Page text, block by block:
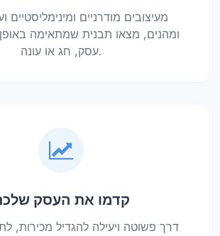
מעיצובים מודרניים ומינימליסטיים
ומהנים, מצאו תבנית שמתאימה
עסק, חג או עונה.
קדמו את העסק
דרך פשוטה ויעילה להגדיל מכירות,